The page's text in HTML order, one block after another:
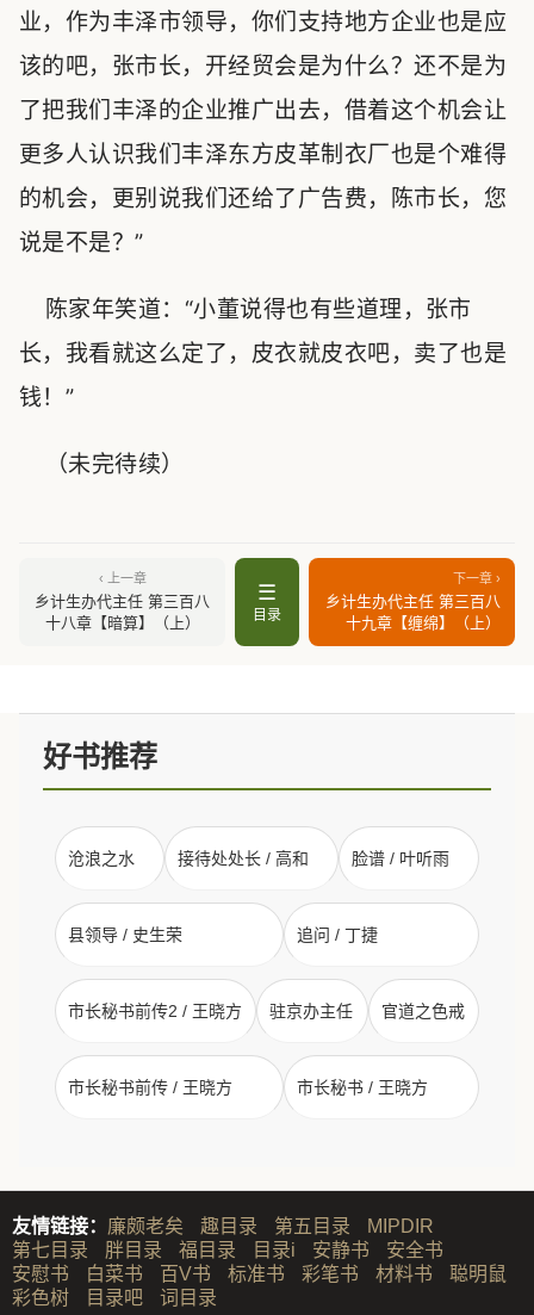
业，作为丰泽市领导，你们支持地方企业也是应
该的吧，张市长，开经贸会是为什么？还不是为
了把我们丰泽的企业推广出去，借着这个机会让
更多人认识我们丰泽东方皮革制衣厂也是个难得
的机会，更别说我们还给了广告费，陈市长，您
说是不是？”
陈家年笑道：“小董说得也有些道理，张市
长，我看就这么定了，皮衣就皮衣吧，卖了也是
钱！”
（未完待续）
‹ 上一章
乡计生办代主任 第三百八
十八章【暗算】（上）
☰
目录
下一章 ›
乡计生办代主任 第三百八
十九章【缠绵】（上）
好书推荐
沧浪之水 接待处处长 / 高和 脸谱 / 叶听雨
县领导 / 史生荣 追问 / 丁捷
市长秘书前传2 / 王晓方 驻京办主任 官道之色戒
市长秘书前传 / 王晓方 市长秘书 / 王晓方
友情链接： 廉颇老矣 趣目录 第五目录
MIPDIR
第七目录
胖目录 福目录 目录i 安静书
安全书
安慰书
白菜书 百V书 标准书 彩笔书 材料书
聪明鼠
彩色树
目录吧 词目录